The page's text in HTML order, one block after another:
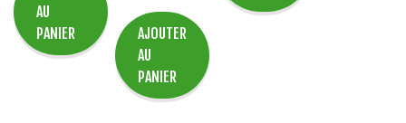
AU
PANIER
$6.49.$5.49.
AJOUTER
AU
PANIER